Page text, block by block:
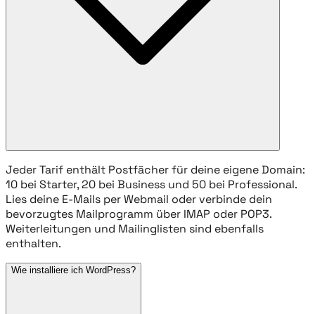
Jeder Tarif enthält Postfächer für deine eigene Domain:
10 bei Starter, 20 bei Business und 50 bei Professional.
Lies deine E-Mails per Webmail oder verbinde dein
bevorzugtes Mailprogramm über IMAP oder POP3.
Weiterleitungen und Mailinglisten sind ebenfalls
enthalten.
Wie installiere ich WordPress?